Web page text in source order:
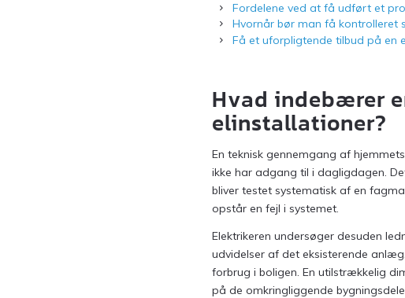
Fordelene ved at få udført et
Hvornår bør man få kontrolleret
Få et uforpligtende tilbud på en
Hvad indebærer
elinstallationer?
En teknisk gennemgang af
ikke har adgang til i dagligdagen.
bliver testet systematisk af en
opstår en fejl i systemet.
Elektrikeren undersøger desuden
udvidelser af det eksisterende
forbrug i boligen. En utilstrækkelig
på de omkringliggende